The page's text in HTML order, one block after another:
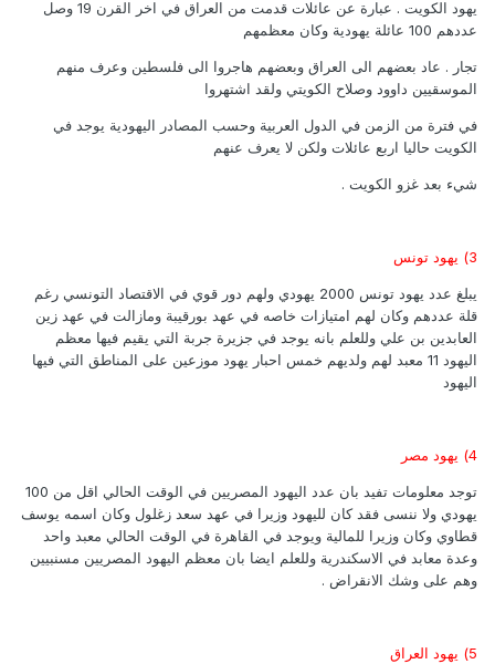
يهود الكويت . عبارة عن عائلات قدمت من العراق في اخر القرن 19 وصل
عددهم 100 عائلة يهودية وكان معظمهم
تجار . عاد بعضهم الى العراق وبعضهم هاجروا الى فلسطين وعرف منهم
الموسقيين داوود وصلاح الكويتي ولقد اشتهروا
في فترة من الزمن في الدول العربية وحسب المصادر اليهودية يوجد في
الكويت حاليا اربع عائلات ولكن لا يعرف عنهم
شيء بعد غزو الكويت .
3) يهود تونس
يبلغ عدد يهود تونس 2000 يهودي ولهم دور قوي في الاقتصاد التونسي رغم
قلة عددهم وكان لهم امتيازات خاصه في عهد بورقيبة ومازالت في عهد زين
العابدين بن علي وللعلم بانه يوجد في جزيرة جربة التي يقيم فيها معظم
اليهود 11 معبد لهم ولديهم خمس احبار يهود موزعين على المناطق التي فيها
اليهود
4) يهود مصر
توجد معلومات تفيد بان عدد اليهود المصريين في الوقت الحالي اقل من 100
يهودي ولا ننسى فقد كان لليهود وزيرا في عهد سعد زغلول وكان اسمه يوسف
قطاوي وكان وزيرا للمالية ويوجد في القاهرة في الوقت الحالي معبد واحد
وعدة معابد في الاسكندرية وللعلم ايضا بان معظم اليهود المصريين مسنبيين
وهم على وشك الانقراض .
5) يهود العراق